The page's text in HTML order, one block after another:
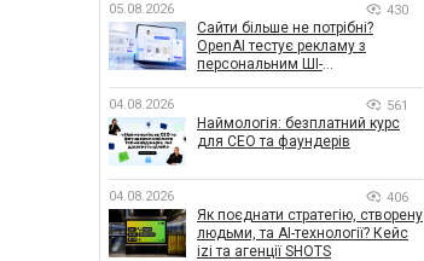
05.08.2026 430
Сайти більше не потрібні?
OpenAI тестує рекламу з
персональним ШІ-
04.08.2026 561
Наймологія: безплатний курс
для CEO та фаундерів
04.08.2026 406
Як поєднати стратегію, створену
людьми, та AI-технології? Кейс
izi та агенції SHOTS